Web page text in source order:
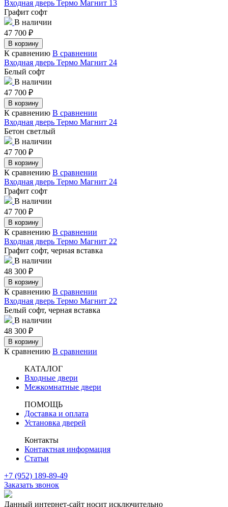
Входная дверь Термо Магнит 13
Графит софт
В наличии
47 700 ₽
В корзину
К сравнению В сравнении
Входная дверь Термо Магнит 24
Белый софт
В наличии
47 700 ₽
В корзину
К сравнению В сравнении
Входная дверь Термо Магнит 24
Бетон светлый
В наличии
47 700 ₽
В корзину
К сравнению В сравнении
Входная дверь Термо Магнит 24
Графит софт
В наличии
47 700 ₽
В корзину
К сравнению В сравнении
Входная дверь Термо Магнит 22
Графит софт, черная вставка
В наличии
48 300 ₽
В корзину
К сравнению В сравнении
Входная дверь Термо Магнит 22
Белый софт, черная вставка
В наличии
48 300 ₽
В корзину
К сравнению В сравнении
КАТАЛОГ
Входные двери
Межкомнатные двери
ПОМОЩЬ
Доставка и оплата
Установка дверей
Контакты
Контактная информация
Статьи
+7 (952) 189-89-49
Заказать звонок
Данный интернет-сайт носит исключительно